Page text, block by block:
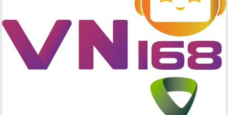
phiếu
Đắk Lắk sẵn sàng các điều kiện cho
Ngày hội bầu cử đại biểu Quốc hội
khóa XVI và HĐND các cấp nhiệm kỳ
2026-2031